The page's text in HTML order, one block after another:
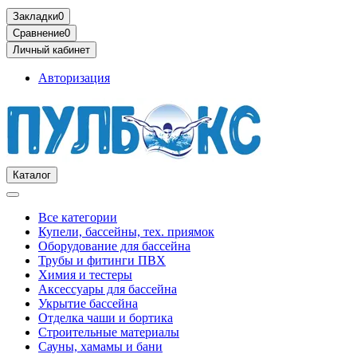
Закладки0
Сравнение0
Личный кабинет
Авторизация
Каталог
Все категории
Купели, бассейны, тех. приямок
Оборудование для бассейна
Трубы и фитинги ПВХ
Химия и тестеры
Аксессуары для бассейна
Укрытие бассейна
Отделка чаши и бортика
Строительные материалы
Сауны, хамамы и бани